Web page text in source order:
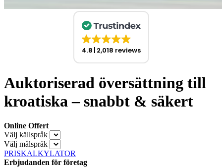
4.8 2,018 reviews
Auktoriserad översättning till
kroatiska – snabbt & säkert
Online Offert
Välj källspråk
Välj målspråk
PRISKALKYLATOR
Erbjudanden för företag